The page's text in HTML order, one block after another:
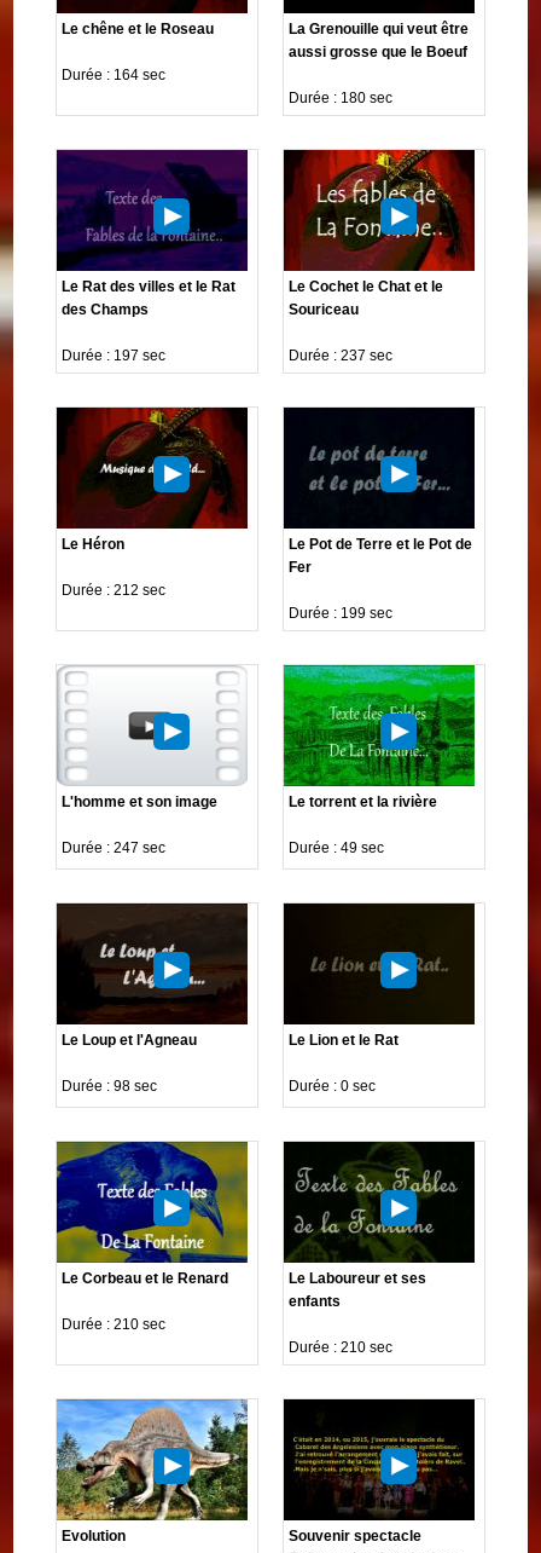
Le chêne et le Roseau
Durée : 164 sec
La Grenouille qui veut être
aussi grosse que le Boeuf
Durée : 180 sec
Le Rat des villes et le Rat
des Champs
Durée : 197 sec
Le Cochet le Chat et le
Souriceau
Durée : 237 sec
Le Héron
Durée : 212 sec
Le Pot de Terre et le Pot de
Fer
Durée : 199 sec
L'homme et son image
Durée : 247 sec
Le torrent et la rivière
Durée : 49 sec
Le Loup et l'Agneau
Durée : 98 sec
Le Lion et le Rat
Durée : 0 sec
Le Corbeau et le Renard
Durée : 210 sec
Le Laboureur et ses
enfants
Durée : 210 sec
Evolution
Souvenir spectacle